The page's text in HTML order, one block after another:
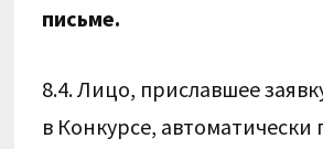
письме.
8.4. Лицо, приславшее
в Конкурсе, автоматически